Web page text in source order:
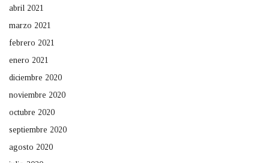
abril 2021
marzo 2021
febrero 2021
enero 2021
diciembre 2020
noviembre 2020
octubre 2020
septiembre 2020
agosto 2020